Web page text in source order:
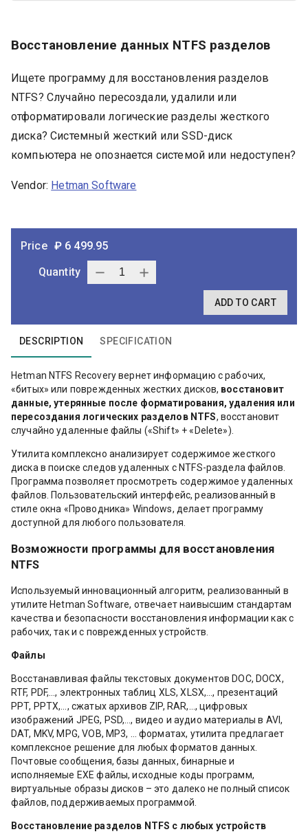
Восстановление данных NTFS разделов
Ищете программу для восстановления разделов
NTFS? Случайно пересоздали, удалили или
отформатировали логические разделы жесткого
диска? Системный жесткий или SSD-диск
компьютера не опознается системой или недоступен?
Vendor: Hetman Software
Price ₽ 6 499.95
Quantity
ADD TO CART
DESCRIPTION SPECIFICATION
Hetman NTFS Recovery вернет информацию с рабочих,
«битых» или поврежденных жестких дисков, восстановит
данные, утерянные после форматирования, удаления или
пересоздания логических разделов NTFS, восстановит
случайно удаленные файлы («Shift» + «Delete»).
Утилита комплексно анализирует содержимое жесткого
диска в поиске следов удаленных с NTFS-раздела файлов.
Программа позволяет просмотреть содержимое удаленных
файлов. Пользовательский интерфейс, реализованный в
стиле окна «Проводника» Windows, делает программу
доступной для любого пользователя.
Возможности программы для восстановления
NTFS
Используемый инновационный алгоритм, реализованный в
утилите Hetman Software, отвечает наивысшим стандартам
качества и безопасности восстановления информации как с
рабочих, так и с поврежденных устройств.
Файлы
Восстанавливая файлы текстовых документов DOC, DOCX,
RTF, PDF,…, электронных таблиц XLS, XLSX,…, презентаций
PPT, PPTX,…, сжатых архивов ZIP, RAR,…, цифровых
изображений JPEG, PSD,…, видео и аудио материалы в AVI,
DAT, MKV, MPG, VOB, MP3, … форматах, утилита предлагает
комплексное решение для любых форматов данных.
Почтовые сообщения, базы данных, бинарные и
исполняемые EXE файлы, исходные коды программ,
виртуальные образы дисков – это далеко не полный список
файлов, поддерживаемых программой.
Восстановление разделов NTFS с любых устройств